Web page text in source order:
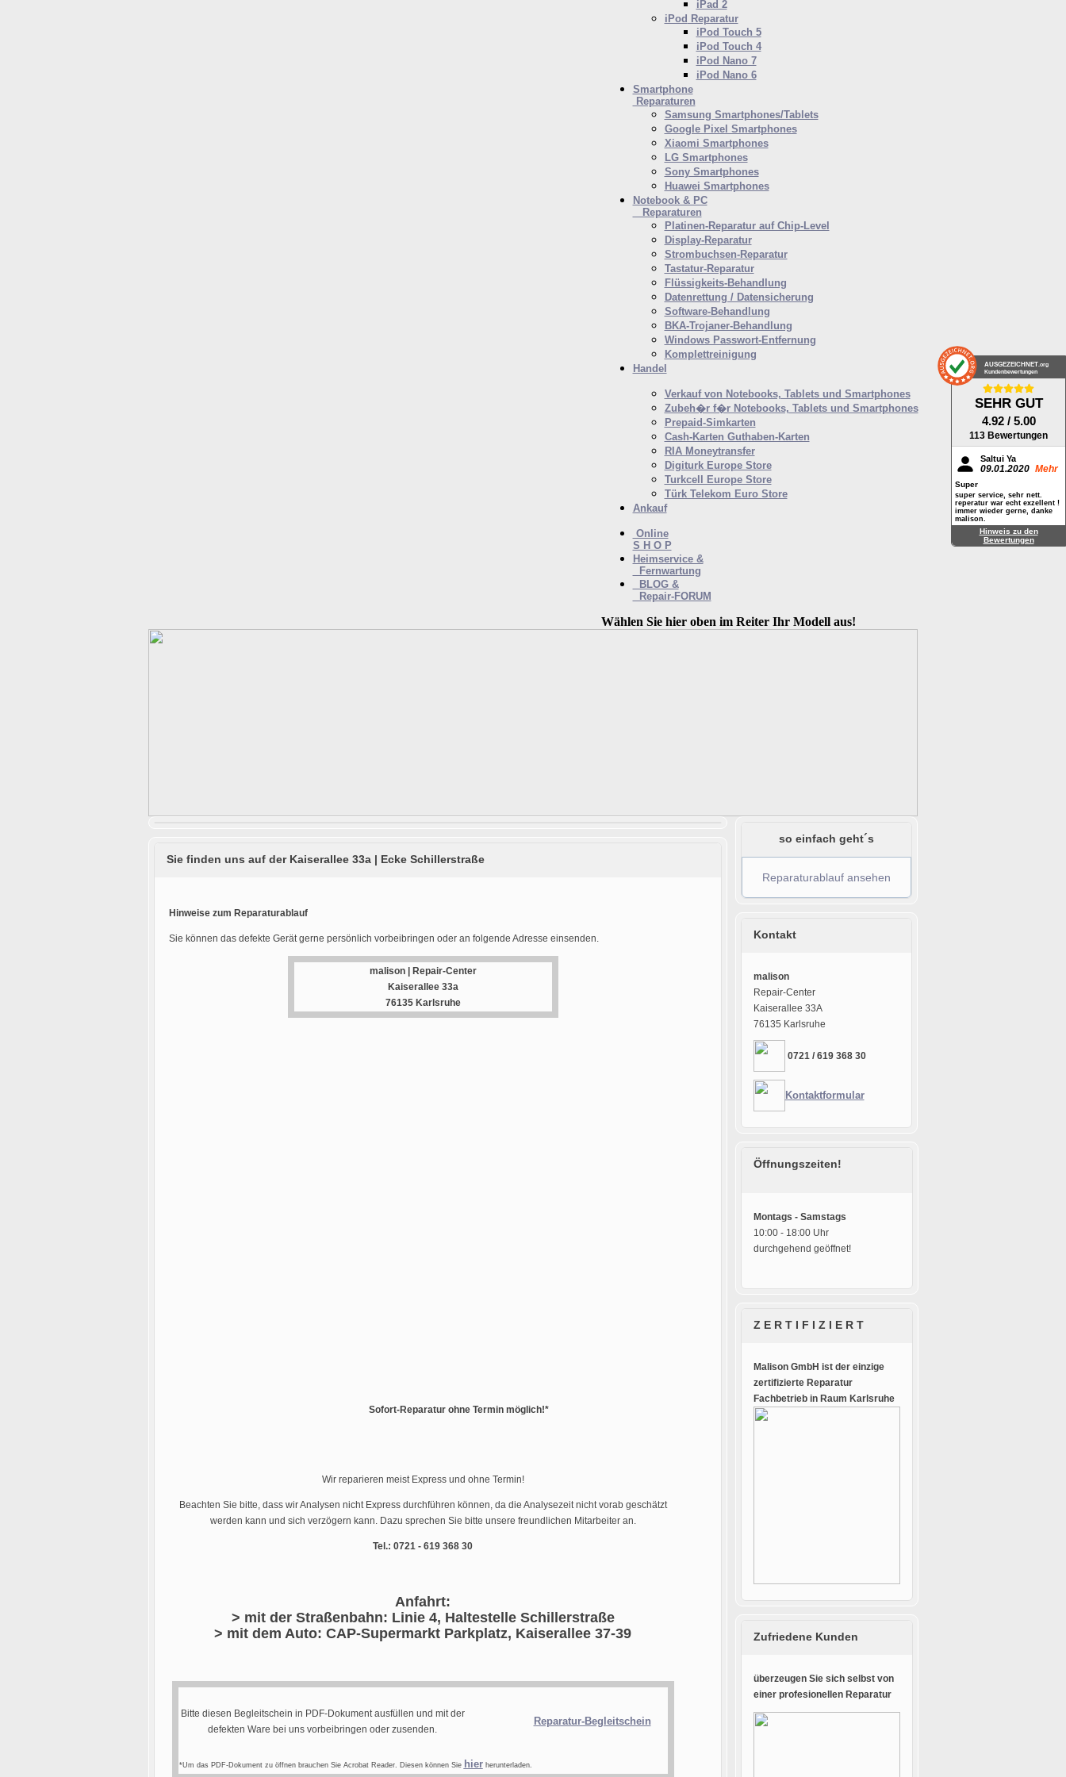
iPad 2
iPod Reparatur
iPod Touch 5
iPod Touch 4
iPod Nano 7
iPod Nano 6
Smartphone
Reparaturen
Samsung Smartphones/Tablets
Google Pixel Smartphones
Xiaomi Smartphones
LG Smartphones
Sony Smartphones
Huawei Smartphones
Notebook & PC
Reparaturen
Platinen-Reparatur auf Chip-Level
Display-Reparatur
Strombuchsen-Reparatur
Tastatur-Reparatur
Flüssigkeits-Behandlung
Datenrettung / Datensicherung
Software-Behandlung
BKA-Trojaner-Behandlung
Windows Passwort-Entfernung
Komplettreinigung
Handel
Verkauf von Notebooks, Tablets und Smartphones
Zubeh�r f�r Notebooks, Tablets und Smartphones
Prepaid-Simkarten
Cash-Karten Guthaben-Karten
RIA Moneytransfer
Digiturk Europe Store
Turkcell Europe Store
Türk Telekom Euro Store
Ankauf
Online
S H O P
Heimservice &
Fernwartung
BLOG &
Repair-FORUM
Wählen Sie hier oben im Reiter Ihr Modell aus!
Sie finden uns auf der Kaiserallee 33a | Ecke Schillerstraße
Hinweise zum Reparaturablauf
Sie können das defekte Gerät gerne persönlich vorbeibringen oder an folgende Adresse einsenden.
malison | Repair-Center
Kaiserallee 33a
76135 Karlsruhe
Sofort-Reparatur ohne Termin möglich!*
Wir reparieren meist Express und ohne Termin!
Beachten Sie bitte, dass wir Analysen nicht Express durchführen können, da die Analysezeit nicht vorab geschätzt
werden kann und sich verzögern kann. Dazu sprechen Sie bitte unsere freundlichen Mitarbeiter an.
Tel.: 0721 - 619 368 30
Anfahrt:
> mit der Straßenbahn: Linie 4, Haltestelle Schillerstraße
> mit dem Auto: CAP-Supermarkt Parkplatz, Kaiserallee 37-39
Bitte diesen Begleitschein in PDF-Dokument ausfüllen und mit der
defekten Ware bei uns vorbeibringen oder zusenden.
Reparatur-Begleitschein
*Um das PDF-Dokument zu öffnen brauchen Sie Acrobat Reader. Diesen können Sie hierherunterladen.
so einfach geht´s
Reparaturablauf ansehen
Kontakt
malison
Repair-Center
Kaiserallee 33A
76135 Karlsruhe
0721 / 619 368 30
Kontaktformular
Öffnungszeiten!
Montags - Samstags
10:00 - 18:00 Uhr
durchgehend geöffnet!
Z E R T I F I Z I E R T
Malison GmbH ist der einzige
zertifizierte Reparatur
Fachbetrieb in Raum Karlsruhe
Zufriedene Kunden
überzeugen Sie sich selbst von
einer profesionellen Reparatur
AUSGEZEICHNET .org
Kundenbewertungen
SEHR GUT
4.92 / 5.00
113 Bewertungen
Saltui Ya
09.01.2020 Mehr
Super
super service, sehr nett.
reperatur war echt exzellent !
immer wieder gerne, danke
malison.
Hinweis zu den
Bewertungen